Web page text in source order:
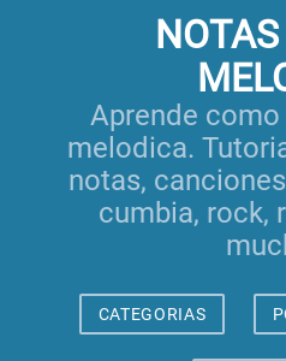
Aprende
melodica.
notas,
cumbia, rock,
CATEGORIAS